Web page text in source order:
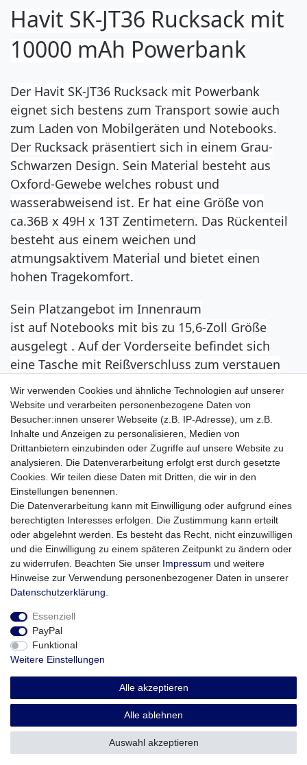
Havit SK-JT36 Rucksack mit
10000 mAh Powerbank
Der Havit SK-JT36 Rucksack mit Powerbank
eignet sich bestens zum Transport sowie auch
zum Laden von Mobilgeräten und Notebooks.
Der Rucksack präsentiert sich in einem Grau-
Schwarzen Design. Sein Material besteht aus
Oxford-Gewebe welches robust und
wasserabweisend ist. Er hat eine Größe von
ca.36B x 49H x 13T Zentimetern. Das Rückenteil
besteht aus einem weichen und
atmungsaktivem Material und bietet einen
hohen Tragekomfort.
Sein Platzangebot im Innenraum
ist auf Notebooks mit bis zu 15,6-Zoll Größe
ausgelegt . Auf der Vorderseite befindet sich
eine Tasche mit Reißverschluss zum verstauen
Zum Transport gibt es Schultertragegurte sowie
einen Griff auf der Oberseite. Am Rückenteil
befindet sich ein Riemen, mit dem der Rucksack
bequem am Griff eines Trolleys befestigt werden
kann. Zum Laden von Mobilgeräten wie
Smartphones, Tablet-PCs und Co. gibt es die
10000 mAh starke Powerbank. Sie verfügt über
Anschlüsse für USB Typ-A und für USB Typ-C.
Impressum
Widerrufs­recht Vertrag widerrufen
Wir verwenden Cookies und ähnliche Technologien auf unserer
Website und verarbeiten personenbezogene Daten von
Besucher:innen unserer Webseite (z.B. IP-Adresse), um z.B.
Inhalte und Anzeigen zu personalisieren, Medien von
Drittanbietern einzubinden oder Zugriffe auf unsere Website zu
analysieren. Die Datenverarbeitung erfolgt erst durch gesetzte
Cookies. Wir teilen diese Daten mit Dritten, die wir in den
Einstellungen benennen.
Die Datenverarbeitung kann mit Einwilligung oder aufgrund eines
berechtigten Interesses erfolgen. Die Zustimmung kann erteilt
oder abgelehnt werden. Es besteht das Recht, nicht einzuwilligen
und die Einwilligung zu einem späteren Zeitpunkt zu ändern oder
zu widerrufen. Beachten Sie unser Impressum und weitere
Hinweise zur Verwendung personenbezogener Daten in unserer
Daten­schutz­erklärung
Essenziell
PayPal
Funktional
Weitere Einstellungen
Alle akzeptieren
Alle ablehnen
Auswahl akzeptieren